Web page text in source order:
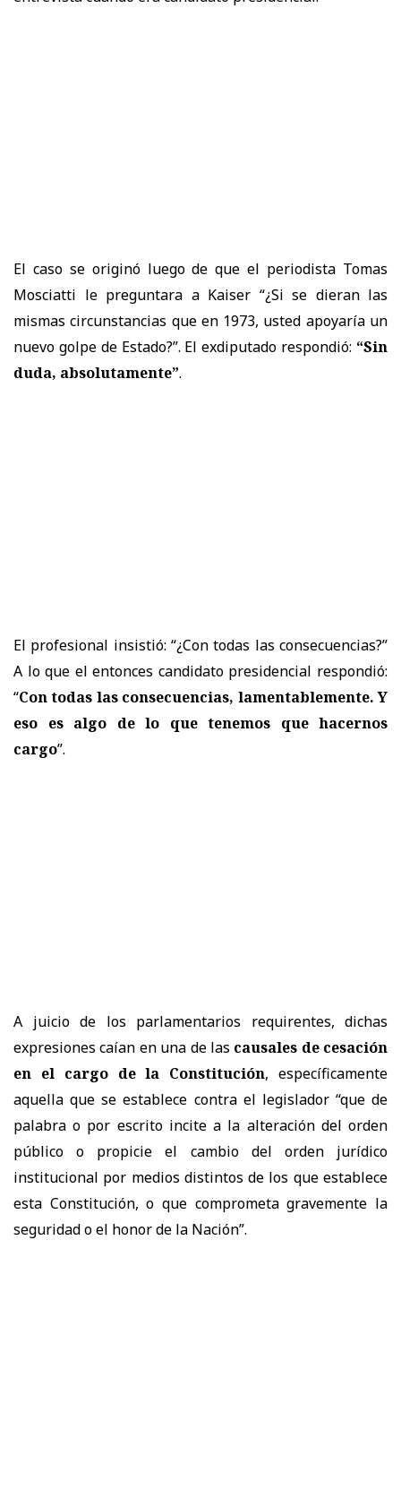
El caso se originó luego de que el periodista Tomas
Mosciatti le preguntara a Kaiser “¿Si se dieran las
mismas circunstancias que en 1973, usted apoyaría un
nuevo golpe de Estado?”. El exdiputado respondió: “Sin
duda, absolutamente”.
El profesional insistió: “¿Con todas las consecuencias?”
A lo que el entonces candidato presidencial respondió:
“Con todas las consecuencias, lamentablemente. Y
eso es algo de lo que tenemos que hacernos
cargo”.
A juicio de los parlamentarios requirentes, dichas
expresiones caían en una de las causales de cesación
en el cargo de la Constitución, específicamente
aquella que se establece contra el legislador “que de
palabra o por escrito incite a la alteración del orden
público o propicie el cambio del orden jurídico
institucional por medios distintos de los que establece
esta Constitución, o que comprometa gravemente la
seguridad o el honor de la Nación”.